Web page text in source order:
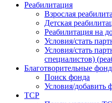
Реабилитация
Взрослая
Детская
Реабилитация на
Условия/стать
Условия/стать
специалистов)
Благотворительные
Поиск фонда
Условия/добавить
ТСР